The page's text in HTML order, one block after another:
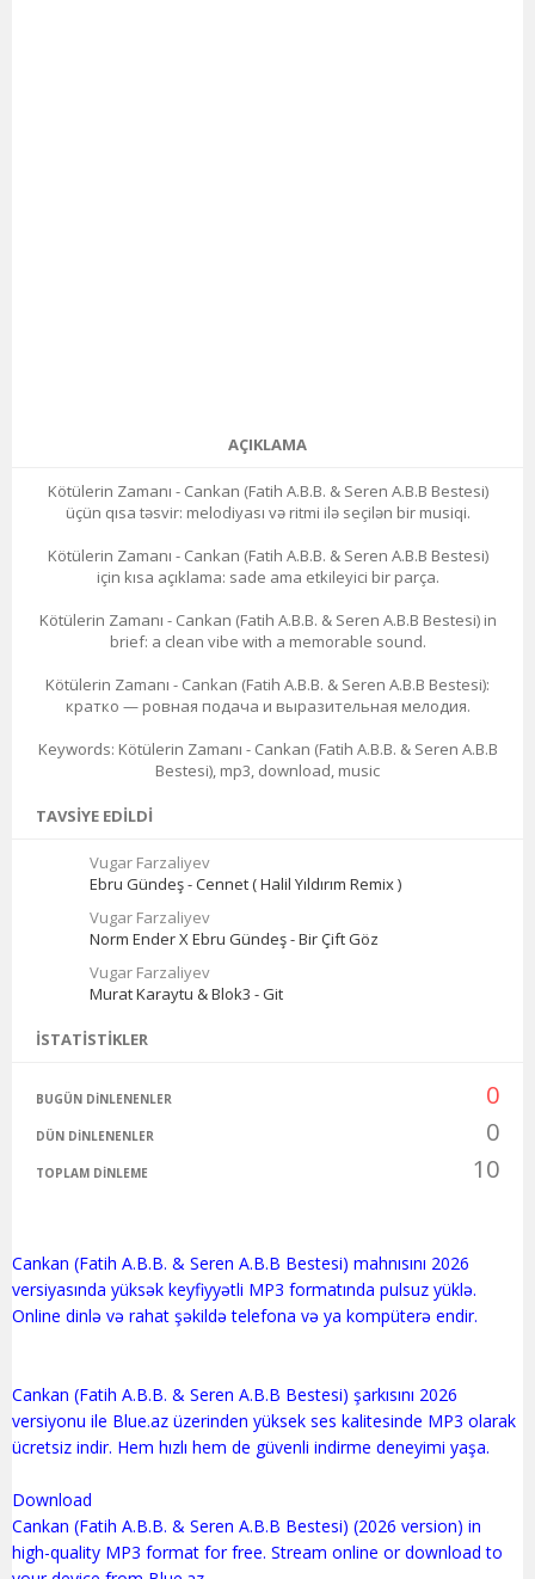
AÇIKLAMA
Kötülerin Zamanı - Cankan (Fatih A.B.B. & Seren A.B.B Bestesi)
üçün qısa təsvir: melodiyası və ritmi ilə seçilən bir musiqi.
Kötülerin Zamanı - Cankan (Fatih A.B.B. & Seren A.B.B Bestesi)
için kısa açıklama: sade ama etkileyici bir parça.
Kötülerin Zamanı - Cankan (Fatih A.B.B. & Seren A.B.B Bestesi) in
brief: a clean vibe with a memorable sound.
Kötülerin Zamanı - Cankan (Fatih A.B.B. & Seren A.B.B Bestesi):
кратко — ровная подача и выразительная мелодия.
Keywords: Kötülerin Zamanı - Cankan (Fatih A.B.B. & Seren A.B.B
Bestesi), mp3, download, music
TAVSIYE EDILDI
Vugar Farzaliyev
Ebru Gündeş - Cennet ( Halil Yıldırım Remix )
Vugar Farzaliyev
Norm Ender X Ebru Gündeş - Bir Çift Göz
Vugar Farzaliyev
Murat Karaytu & Blok3 - Git
İSTATISTIKLER
BUGÜN DINLENENLER 0
DÜN DINLENENLER 0
TOPLAM DINLEME 10
Cankan (Fatih A.B.B. & Seren A.B.B Bestesi) mahnısını 2026
versiyasında yüksək keyfiyyətli MP3 formatında pulsuz yüklə.
Online dinlə və rahat şəkildə telefona və ya kompüterə endir.
Cankan (Fatih A.B.B. & Seren A.B.B Bestesi) şarkısını 2026
versiyonu ile Blue.az üzerinden yüksek ses kalitesinde MP3 olarak
ücretsiz indir. Hem hızlı hem de güvenli indirme deneyimi yaşa.
Download
Cankan (Fatih A.B.B. & Seren A.B.B Bestesi) (2026 version) in
high-quality MP3 format for free. Stream online or download to